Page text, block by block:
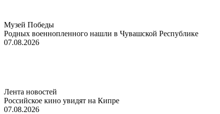
Музей Победы
Родных военнопленного нашли в Чувашской Республике
07.08.2026
Лента новостей
Российское кино увидят на Кипре
07.08.2026